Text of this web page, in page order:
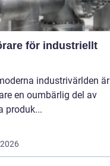
för industriellt
industrivärlden är
en oumbärlig del av
produk...